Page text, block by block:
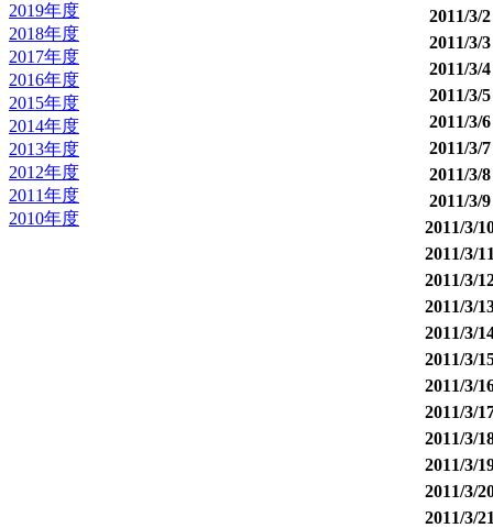
2019年度
2018年度
2017年度
2016年度
2015年度
2014年度
2013年度
2012年度
2011年度
2010年度
2011/3/
2011/3/
2011/3/
2011/3/
2011/3/
2011/3/
2011/3/
2011/3/
2011/3/
2011/3/
2011/3/
2011/3/
2011/3/
2011/3/
2011/3/
2011/3/
2011/3/
2011/3/
2011/3/
2011/3/